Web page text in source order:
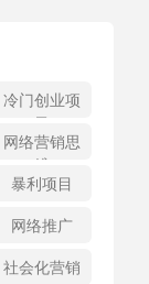
冷门创业项
目
网络营销思
维
暴利项目
网络推广
社会化营销